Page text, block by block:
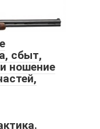
сбыт,
ношение